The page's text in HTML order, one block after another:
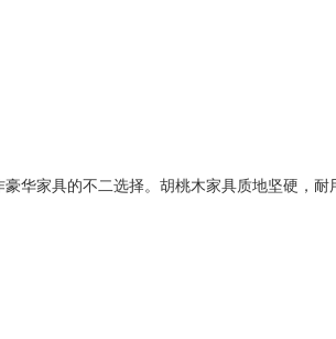
华家具的不二选择。胡桃木家具质地坚硬，